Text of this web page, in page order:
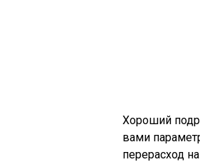
Хороший
вами
перерасход